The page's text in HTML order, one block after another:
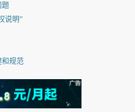
题
说明”
和规范